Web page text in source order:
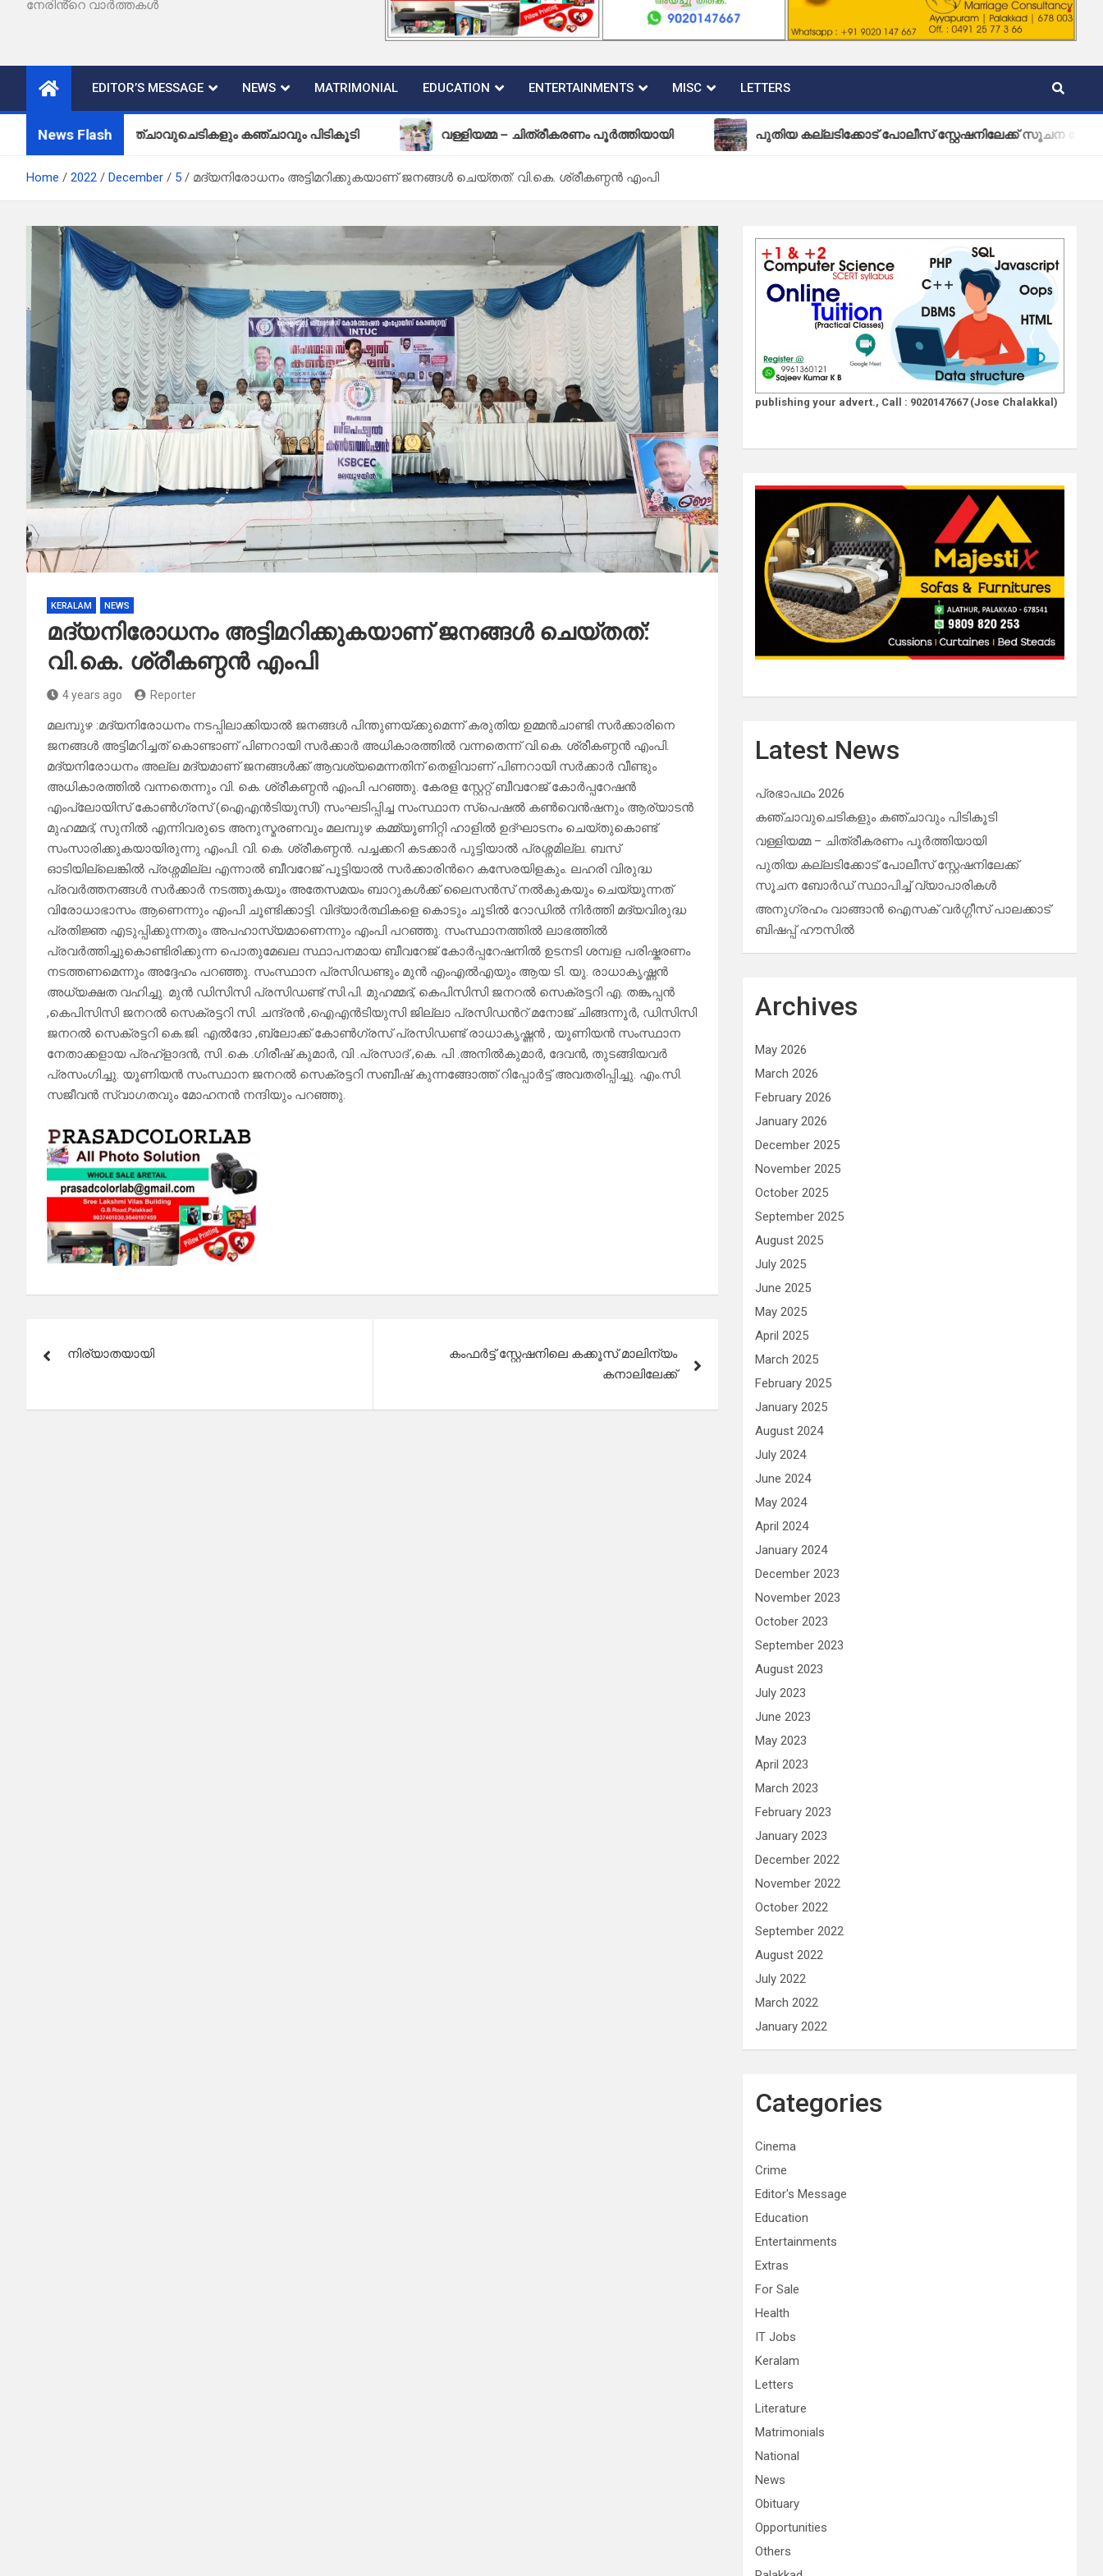
നേരിൻ്റെ വാർത്തകൾ
EDITOR’S MESSAGE NEWS MATRIMONIAL EDUCATION ENTERTAINMENTS MISC LETTERS
News Flash
കഞ്ചാവുചെടികളും കഞ്ചാവും പിടികൂടി വള്ളിയമ്മ – ചിത്രീകരണം പൂർത്തിയായി പുതിയ കല്ലടിക്കോട് പോലീസ് സ്റ്റേഷനിലേക്ക് സൂചന ബോർഡ്
Home 2022 December 5 മദ്യനിരോധനം അട്ടിമറിക്കുകയാണ് ജനങ്ങൾ ചെയ്തത്: വി.കെ. ശ്രീകണ്ഠൻ എംപി
KERALAM NEWS
മദ്യനിരോധനം അട്ടിമറിക്കുകയാണ് ജനങ്ങൾ ചെയ്തത്:
വി.കെ. ശ്രീകണ്ഠൻ എംപി
4 years ago Reporter
മലമ്പുഴ :മദ്യനിരോധനം നടപ്പിലാക്കിയാൽ ജനങ്ങൾ പിന്തുണയ്ക്കുമെന്ന് കരുതിയ ഉമ്മൻചാണ്ടി സർക്കാരിനെ
ജനങ്ങൾ അട്ടിമറിച്ചത് കൊണ്ടാണ് പിണറായി സർക്കാർ അധികാരത്തിൽ വന്നതെന്ന് വി.കെ. ശ്രീകണ്ഠൻ എംപി.
മദ്യനിരോധനം അല്ല മദ്യമാണ് ജനങ്ങൾക്ക് ആവശ്യമെന്നതിന് തെളിവാണ് പിണറായി സർക്കാർ വീണ്ടും
അധികാരത്തിൽ വന്നതെന്നും വി. കെ. ശ്രീകണ്ഠൻ എംപി പറഞ്ഞു. കേരള സ്റ്റേറ്റ് ബീവറേജ് കോർപ്പറേഷൻ
എംപ്ലോയിസ് കോൺഗ്രസ് (ഐഎൻടിയുസി) സംഘടിപ്പിച്ച സംസ്ഥാന സ്പെഷൽ കൺവെൻഷനും ആര്യാടൻ
മുഹമ്മദ്, സുനിൽ എന്നിവരുടെ അനുസ്മരണവും മലമ്പുഴ കമ്മ്യൂണിറ്റി ഹാളിൽ ഉദ്ഘാടനം ചെയ്തുകൊണ്ട്
സംസാരിക്കുകയായിരുന്നു എംപി. വി. കെ. ശ്രീകണ്ഠൻ. പച്ചക്കറി കടക്കാർ പുട്ടിയാൽ പ്രശ്നമില്ല. ബസ്
ഓടിയില്ലെങ്കിൽ പ്രശ്നമില്ല എന്നാൽ ബീവറേജ് പൂട്ടിയാൽ സർക്കാരിൻറെ കസേരയിളകും. ലഹരി വിരുദ്ധ
പ്രവർത്തനങ്ങൾ സർക്കാർ നടത്തുകയും അതേസമയം ബാറുകൾക്ക് ലൈസൻസ് നൽകുകയും ചെയ്യുന്നത്
വിരോധാഭാസം ആണെന്നും എംപി ചൂണ്ടിക്കാട്ടി. വിദ്യാർത്ഥികളെ കൊടും ചൂടിൽ റോഡിൽ നിർത്തി മദ്യവിരുദ്ധ
പ്രതിജ്ഞ എടുപ്പിക്കുന്നതും അപഹാസ്യമാണെന്നും എംപി പറഞ്ഞു. സംസ്ഥാനത്തിൽ ലാഭത്തിൽ
പ്രവർത്തിച്ചുകൊണ്ടിരിക്കുന്ന പൊതുമേഖല സ്ഥാപനമായ ബീവറേജ് കോർപ്പറേഷനിൽ ഉടനടി ശമ്പള പരിഷ്കരണം
നടത്തണമെന്നും അദ്ദേഹം പറഞ്ഞു. സംസ്ഥാന പ്രസിഡണ്ടും മുൻ എംഎൽഎയും ആയ ടി. യു. രാധാകൃഷ്ണൻ
അധ്യക്ഷത വഹിച്ചു. മുൻ ഡിസിസി പ്രസിഡണ്ട് സി.പി. മുഹമ്മദ്, കെപിസിസി ജനറൽ സെക്രട്ടറി എ. തങ്ക,പ്പൻ
,കെപിസിസി ജനറൽ സെക്രട്ടറി സി. ചന്ദ്രൻ ,ഐഎൻടിയുസി ജില്ലാ പ്രസിഡൻറ് മനോജ് ചിങ്ങന്നൂർ, ഡിസിസി
ജനറൽ സെക്രട്ടറി കെ.ജി. എൽദോ ,ബ്ലോക്ക് കോൺഗ്രസ് പ്രസിഡണ്ട് രാധാകൃഷ്ണൻ , യൂണിയൻ സംസ്ഥാന
നേതാക്കളായ പ്രഹ്ളാദൻ, സി .കെ .ഗിരീഷ് കുമാർ, വി .പ്രസാദ് ,കെ. പി .അനിൽകുമാർ, ദേവൻ, തുടങ്ങിയവർ
പ്രസംഗിച്ചു. യൂണിയൻ സംസ്ഥാന ജനറൽ സെക്രട്ടറി സബീഷ് കുന്നങ്ങോത്ത് റിപ്പോർട്ട് അവതരിപ്പിച്ചു. എം.സി.
സജീവൻ സ്വാഗതവും മോഹനൻ നന്ദിയും പറഞ്ഞു.
navigation
നിര്യാതയായി
കംഫർട്ട് സ്റ്റേഷനിലെ കക്കൂസ് മാലിന്യം
കനാലിലേക്ക്
publishing your advert., Call : 9020147667 (Jose Chalakkal)
Latest News
പ്രഭാപഥം 2026
കഞ്ചാവുചെടികളും കഞ്ചാവും പിടികൂടി
വള്ളിയമ്മ – ചിത്രീകരണം പൂർത്തിയായി
പുതിയ കല്ലടിക്കോട് പോലീസ് സ്റ്റേഷനിലേക്ക്
സൂചന ബോർഡ് സ്ഥാപിച്ച് വ്യാപാരികൾ
അനുഗ്രഹം വാങ്ങാൻ ഐസക് വര്‍ഗ്ഗീസ് പാലക്കാട്
ബിഷപ്പ് ഹൗസില്‍
Archives
May 2026
March 2026
February 2026
January 2026
December 2025
November 2025
October 2025
September 2025
August 2025
July 2025
June 2025
May 2025
April 2025
March 2025
February 2025
January 2025
August 2024
July 2024
June 2024
May 2024
April 2024
January 2024
December 2023
November 2023
October 2023
September 2023
August 2023
July 2023
June 2023
May 2023
April 2023
March 2023
February 2023
January 2023
December 2022
November 2022
October 2022
September 2022
August 2022
July 2022
March 2022
January 2022
Categories
Cinema
Crime
Editor's Message
Education
Entertainments
Extras
For Sale
Health
IT Jobs
Keralam
Letters
Literature
Matrimonials
National
News
Obituary
Opportunities
Others